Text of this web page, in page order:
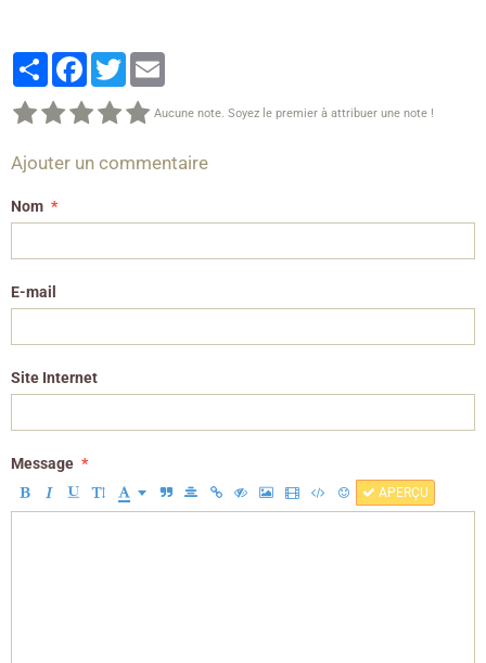
PartagerFacebook
Twitter
Aucune note. Soyez le premier à attribuer une note !
Ajouter un commentaire
Nom
E-mail
Site Internet
Message
APERÇU